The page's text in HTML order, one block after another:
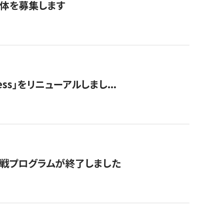
を募集します
」をリニューアルしまし...
プログラムが終了しました